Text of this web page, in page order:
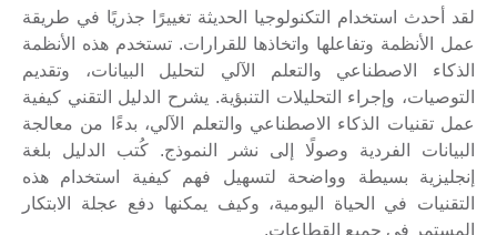
لقد أحدث استخدام التكنولوجيا الحديثة تغييرًا جذريًا في طريقة
عمل الأنظمة وتفاعلها واتخاذها للقرارات. تستخدم هذه الأنظمة
الذكاء الاصطناعي والتعلم الآلي لتحليل البيانات، وتقديم
التوصيات، وإجراء التحليلات التنبؤية. يشرح الدليل التقني كيفية
عمل تقنيات الذكاء الاصطناعي والتعلم الآلي، بدءًا من معالجة
البيانات الفردية وصولًا إلى نشر النموذج. كُتب الدليل بلغة
إنجليزية بسيطة وواضحة لتسهيل فهم كيفية استخدام هذه
التقنيات في الحياة اليومية، وكيف يمكنها دفع عجلة الابتكار
المستمر في جميع القطاعات.